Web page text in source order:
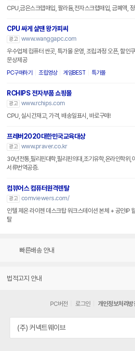
CPU,금은스크랩매입, 팔라듐,전자스크랩매입, 금폐액,
CPU 싸게 살땐 왕가피씨
광고 www.wanggapc.com
우수업체 컴퓨터 싼곳, 특가몰 운영, 조립과정 오픈, 할인
문상제공
PC구매하기 조립영상 게임BEST 특가몰
RCHIPS 전자부품 쇼핑몰
광고 www.rchips.com
CPU, 실시간재고, 가격, 배송일표시, 바로구매!
프레버2020대한민국교육대상
광고 www.praver.co.kr
30년전통,필리핀대학,필리핀의대,조기유학,온라인학위,
서류번역공증.
컴뷰어스 컴퓨터원격렌탈
광고
comviewers.com/
인텔 제온 라이젠 데스크탑 워크스테이션 본체 + 공인IP
탈
빠른배송 안내
법적고지 안내
PC버전 로그인 개인정보처리방
(주) 커넥트웨이브